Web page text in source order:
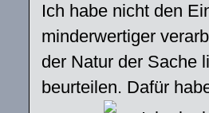
Ich habe nicht den
minderwertiger
der Natur der Sache
beurteilen. Dafür